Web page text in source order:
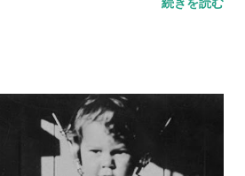
チゴ、キウイが入っています。5種類